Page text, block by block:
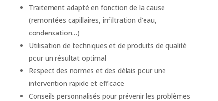
Traitement adapté en fonction de la cause
(remontées capillaires, infiltration d’eau,
condensation…)
Utilisation de techniques et de produits de qualité
pour un résultat optimal
Respect des normes et des délais pour une
intervention rapide et efficace
Conseils personnalisés pour prévenir les problèmes